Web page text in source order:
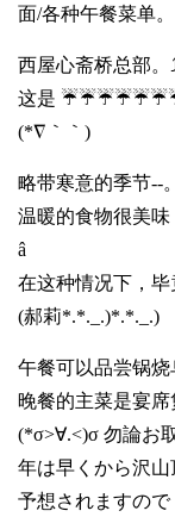
面/各种午餐菜单。
西屋心斋桥总部。
这是
(*∇｀｀)
略带寒意的季节--。
温暖的食物很美味
â
在这种情况下，毕
(郝莉*.*._.)*.*._.)
午餐可以品尝锅烧
晚餐的主菜是宴席
(*σ>∀.<)σ 勿論お
年は早くから沢山
予想されますの